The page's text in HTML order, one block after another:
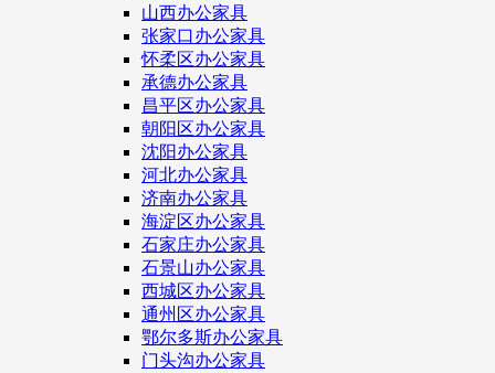
山西办公家具
张家口办公家具
怀柔区办公家具
承德办公家具
昌平区办公家具
朝阳区办公家具
沈阳办公家具
河北办公家具
济南办公家具
海淀区办公家具
石家庄办公家具
石景山办公家具
西城区办公家具
通州区办公家具
鄂尔多斯办公家具
门头沟办公家具